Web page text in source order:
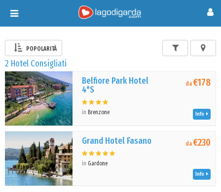
Toggle
navigation
POPOLARITÀ
2 Hotel Consigliati
Belfiore Park Hotel
4*S
in Brenzone
da€178
Info
Grand Hotel Fasano
inGardone
da€230
Info